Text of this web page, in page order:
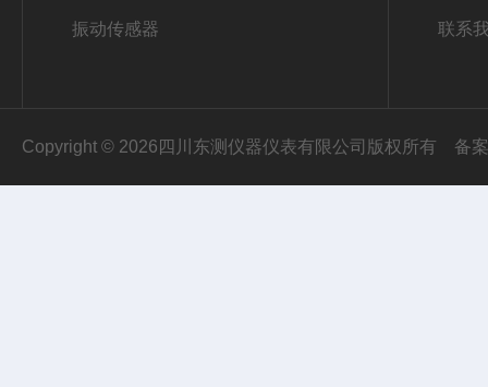
振动传感器 联系
Copyright © 2026四川东测仪器仪表有限公司版权所有 备